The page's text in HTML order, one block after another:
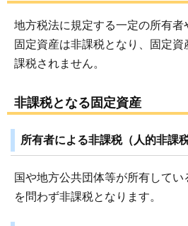
地方税法に規定する一定の所有者
固定資産は非課税となり、固定
課税されません。
非課税となる固定資産
所有者による非課税（人的非課税
国や地方公共団体等が所有して
を問わず非課税となります。